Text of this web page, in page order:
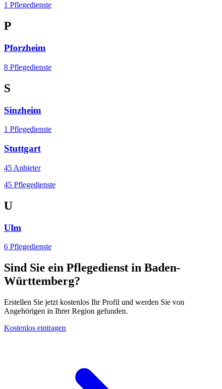
1 Pflegedienste
P
Pforzheim
8 Pflegedienste
S
Sinzheim
1 Pflegedienste
Stuttgart
45 Anbieter
45 Pflegedienste
U
Ulm
6 Pflegedienste
Sind Sie ein Pflegedienst in Baden-
Württemberg?
Erstellen Sie jetzt kostenlos Ihr Profil und werden Sie von
Angehörigen in Ihrer Region gefunden.
Kostenlos eintragen